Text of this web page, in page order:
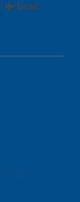
Email :